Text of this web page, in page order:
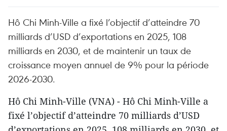
Hô Chi Minh-Ville a fixé l’objectif d’atteindre 70
milliards d’USD d’exportations en 2025, 108
milliards en 2030, et de maintenir un taux de
croissance moyen annuel de 9% pour la période
2026-2030.
Hô Chi Minh-Ville (VNA) - Hô Chi Minh-Ville a
fixé l’objectif d’atteindre 70 milliards d’USD